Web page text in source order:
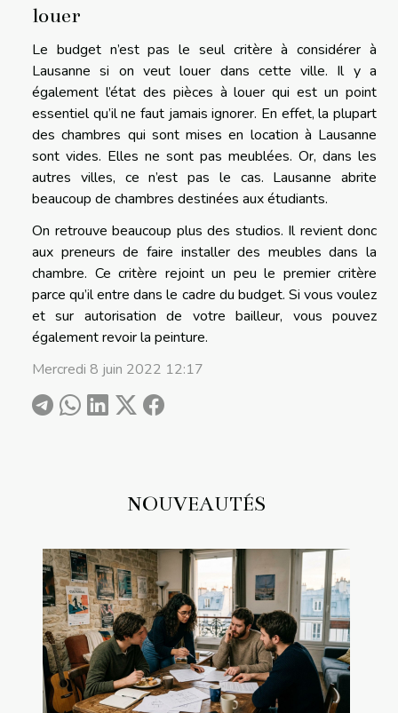
NOUVEAUTÉS
louer
Le budget n’est pas le seul critère à considérer à
Lausanne si on veut louer dans cette ville. Il y a
également l’état des pièces à louer qui est un point
essentiel qu’il ne faut jamais ignorer. En effet, la plupart
des chambres qui sont mises en location à Lausanne
sont vides. Elles ne sont pas meublées. Or, dans les
autres villes, ce n’est pas le cas. Lausanne abrite
beaucoup de chambres destinées aux étudiants.
On retrouve beaucoup plus des studios. Il revient donc
aux preneurs de faire installer des meubles dans la
chambre. Ce critère rejoint un peu le premier critère
parce qu’il entre dans le cadre du budget. Si vous voulez
et sur autorisation de votre bailleur, vous pouvez
également revoir la peinture.
Mercredi 8 juin 2022 12:17